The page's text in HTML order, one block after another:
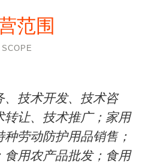
范围
SCOPE
、技术开发、技术咨
转让、技术推广；家用
劳动防护用品销售；
食用农产品批发；食用